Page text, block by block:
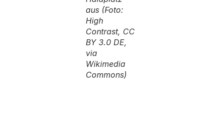
aus (Foto:
High
Contrast, CC
BY 3.0 DE,
via
Wikimedia
Commons)